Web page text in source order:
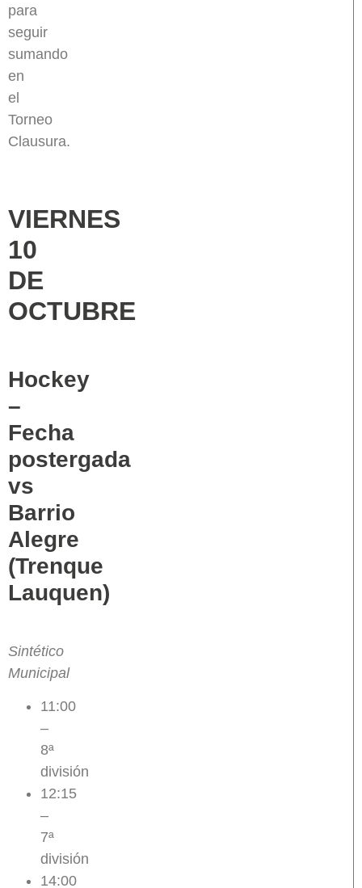
para
seguir
sumando
en
el
Torneo
Clausura.
VIERNES
10
DE
OCTUBRE
Hockey
–
Fecha
postergada
vs
Barrio
Alegre
(Trenque
Lauquen)
Sintético
Municipal
11:00
–
8ª
división
12:15
–
7ª
división
14:00